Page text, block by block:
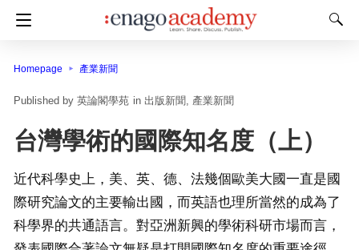
Homepage 產業新聞
英論閣學苑 in 出版新聞 產業新聞
台灣學術的國際知名度（上）
近代科學史上，美、英、德、法幾個歐美大國一直是國
際研究論文的主要輸出國，而英語也理所當然的成為了
科學界的共通語言。對亞洲新興的學術科研市場而言，